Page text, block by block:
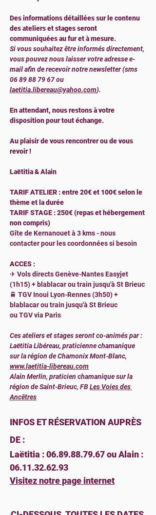
Des informations détaillées sur le contenu
des ateliers et stages seront
communiquées au fur et à mesure.
Si vous souhaitez être informés directement,
vous pouvez nous laisser votre adresse e-
mail afin de recevoir notre newsletter (sms
06 89 88 79 67 ou
laetitia.libereau@yahoo.com).
En attendant, nous restons à votre
disposition pour tout échange.
Au plaisir de vous rencontrer ou de vous
revoir !
Laëtitia & Alain
TARIF ATELIER : entre 20€ et 100€ selon le
thème et la durée
TARIF STAGE : 250€ (repas et hébergement
non compris)
Gîte de Kernanouet à 3 kms - nous
contacter pour les coordonnées si besoin
ACCES :
✈ Vols directs Genève-Nantes Easyjet
(1h15) + blablacar ou train jusqu'à St Brieuc
🚆 TGV Inoui Lyon-Rennes (3h50) +
blablacar ou train jusqu'à St Brieuc
ou TGV via Paris
Ces ateliers et stages seront co-animés par :
Laëtitia Libéreau, praticienne chamanique
sur la région de Chamonix Mont-Blanc,
www.laetitia-libereau.com
Alain Merlin, praticien chamanique sur la
région de Saint-Brieuc, FB Les Voies des
Ancêtres
INFOS ET RÉSERVATION AUPRÈS
DE :
Laëtitia : 06.89.88.79.67 ou Alain :
06.11.32.62.93
Visitez notre page internet